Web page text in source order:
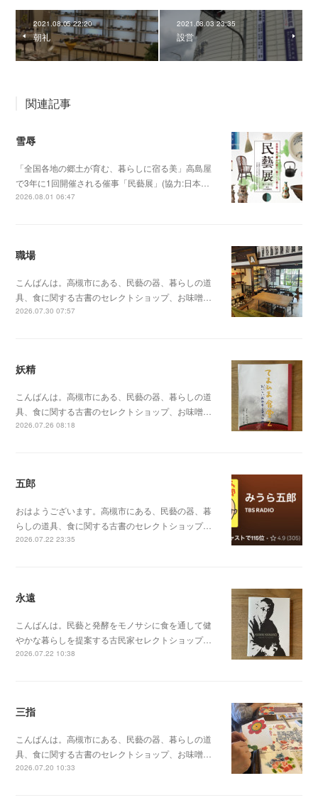
2021.08.05 22:20
朝礼
2021.08.03 23:35
設営
関連記事
雪辱
「全国各地の郷土が育む、暮らしに宿る美」高島屋
で3年に1回開催される催事「民藝展」(協力:日本…
2026.08.01 06:47
職場
こんばんは。高槻市にある、民藝の器、暮らしの道
具、食に関する古書のセレクトショップ、お味噌…
2026.07.30 07:57
妖精
こんばんは。高槻市にある、民藝の器、暮らしの道
具、食に関する古書のセレクトショップ、お味噌…
2026.07.26 08:18
五郎
おはようございます。高槻市にある、民藝の器、暮
らしの道具、食に関する古書のセレクトショップ…
2026.07.22 23:35
永遠
こんばんは。民藝と発酵をモノサシに食を通して健
やかな暮らしを提案する古民家セレクトショップ…
2026.07.22 10:38
三指
こんばんは。高槻市にある、民藝の器、暮らしの道
具、食に関する古書のセレクトショップ、お味噌…
2026.07.20 10:33